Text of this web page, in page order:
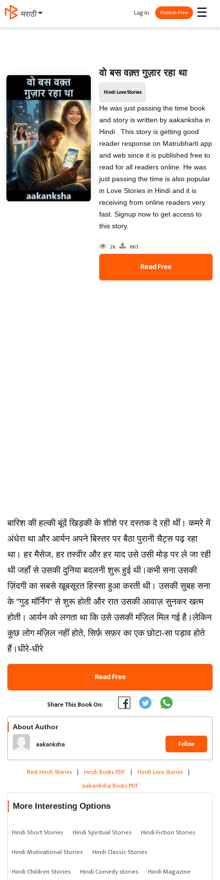
मराठी ☰
Log In Publish Free
वो बस वक़्त गुज़ार रहा था
Hindi Love Stories
He was just passing the time book
and story is written by aakanksha in
Hindi . This story is getting good
reader response on Matrubharti app
and web since it is published free to
read for all readers online. He was
just passing the time is also popular
in Love Stories in Hindi and it is
receiving from online readers very
fast. Signup now to get access to
this story.
2k 663
Read Free
बारिश की हल्की बूंदें खिड़की के शीशे पर दस्तक दे रही थीं। कमरे में
अंधेरा था और आर्यन अपने बिस्तर पर बैठा पुरानी चैट्स पढ़ रहा
था। हर मैसेज, हर तस्वीर और हर याद उसे उसी मोड़ पर ले जा रही
थी जहाँ से उसकी दुनिया बदलनी शुरू हुई थी।कभी सना उसकी
ज़िंदगी का सबसे खूबसूरत हिस्सा हुआ करती थी। उसकी सुबह सना
के "गुड मॉर्निंग" से शुरू होती और रात उसकी आवाज़ सुनकर खत्म
होती। आर्यन को लगता था कि उसे उसकी मंज़िल मिल गई है।लेकिन
कुछ लोग मंज़िल नहीं होते, सिर्फ़ सफ़र का एक छोटा-सा पड़ाव होते
हैं।धीरे-धीरे
Read Free
Share This Book On:
About Author
aakanksha Follow
Best Hindi Stories | Hindi Books PDF | Hindi Love Stories |
aakanksha Books PDF
More Interesting Options
Hindi Short Stories Hindi Spiritual Stories
Hindi Fiction Stories
Hindi Motivational Stories
Hindi Classic Stories
Hindi Children Stories
Hindi Comedy stories Hindi Magazine